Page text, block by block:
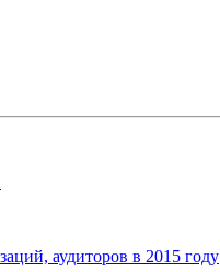
аудиторов в 2015 году